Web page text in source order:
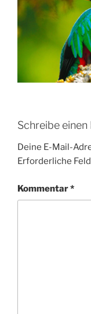
Schreibe
Deine E-Mail-
Erforderliche
Kommentar*